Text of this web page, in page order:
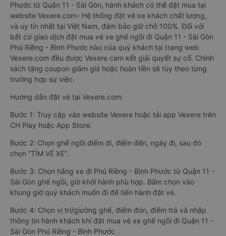
Phước từ Quận 11 - Sài Gòn, hành khách có thể đặt mua tại
website Vexere.com- Hệ thống đặt vé xe khách chất lượng,
và uy tín nhất tại Việt Nam, đảm bảo giữ chỗ 100%. Đối với
bất cứ giao dịch đặt mua vé xe ghế ngồi đi Quận 11 - Sài Gòn
Phú Riềng - Bình Phước nào của quý khách tại trang web
Vexere.com đều được Vexere cam kết giải quyết sự cố. Chính
sách tặng coupon giảm giá hoặc hoàn tiền sẽ tùy theo từng
trường hợp sự việc.
Hướng dẫn đặt vé tại Vexere.com:
Bước 1: Truy cập vào website Vexere hoặc tải app Vexere trên
CH Play hoặc App Store.
Bước 2: Chọn ghế ngồi điểm đi, điểm đến, ngày đi, sau đó
chọn “TÌM VÉ XE”.
Bước 3: Chọn hãng xe đi Phú Riềng - Bình Phước từ Quận 11 -
Sài Gòn ghế ngồi, giờ khởi hành phù hợp. Bấm chọn vào
khung giờ quý khách muốn đi để tiến hành đặt vé.
Bước 4: Chọn vị trí/giường ghế, điểm đón, điểm trả và nhập
thông tin hành khách khi đặt mua vé xe ghế ngồi đi Quận 11 -
Sài Gòn Phú Riềng - Bình Phước